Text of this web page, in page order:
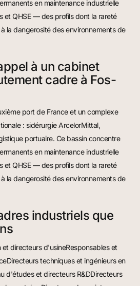
en maintenance industrielle
et QHSE — des profils dont la rareté
la dangerosité des environnements de
à un cabinet
cadre à Fos-
port de France et un complexe
: sidérurgie ArcelorMittal,
portuaire. Ce bassin concentre
en maintenance industrielle
et QHSE — des profils dont la rareté
la dangerosité des environnements de
industriels que
directeurs d'usineResponsables et
techniques et ingénieurs en
d'études et directeurs R&DDirecteurs